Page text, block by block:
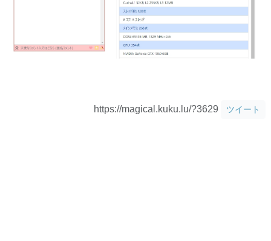
https://magical.kuku.lu/?3629 ツイート